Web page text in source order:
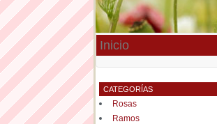
Inicio
CATEGORÍAS
Rosas
Ramos